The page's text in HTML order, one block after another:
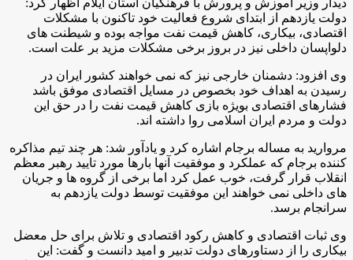
دولت یازدهم از ابتدای شروع فعالیت خود تاکنون با مشکلات
اقتصادی، بیکاری، کاهش قیمت نفت مواجه بوده و شیطنت های
دلواپسان داخلی نیز در بروز برخی مشکلات مزید بر علت است.
وی افزود: دشمنان خارجی نیز که نمی خواهند کشور ایران در
رسیدن به اهداف خود بخصوص در مسایل اقتصادی موفق باشد
فشارهای اقتصادی بویژه بازی کاهش قیمت نفت را در حق این
دولت و مردم ایران اسلامی روا داشته اند.
مروارید به مساله برجام اشاره کرد و یادآور شد: هر چند تیم مذاکره
کننده برجام که عملکرد و موفقیت آنها بارها مورد تایید رهبر معظم
انقلاب قرار گرفت، خوب عمل کرد اما برخی از گروه ها و جریان
های داخلی نمی خواهند این موفقیت توسط دولت یازدهم به
سرانجام برسد.
وی ثبات اقتصادی و کاهش رکود اقتصادی و تلاش برای حل معضل
بیکاری را از دستاورهای دولت تدبیر و امید دانست و گفت: این